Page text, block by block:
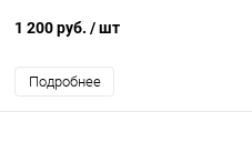
1 200 руб. / шт
Подробнее